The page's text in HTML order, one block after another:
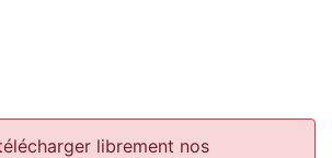
librement nos